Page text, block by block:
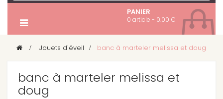
PANIER
0 article - 0.00 €
> Jouets d'éveil > banc à marteler melissa et doug
banc à marteler melissa et
doug